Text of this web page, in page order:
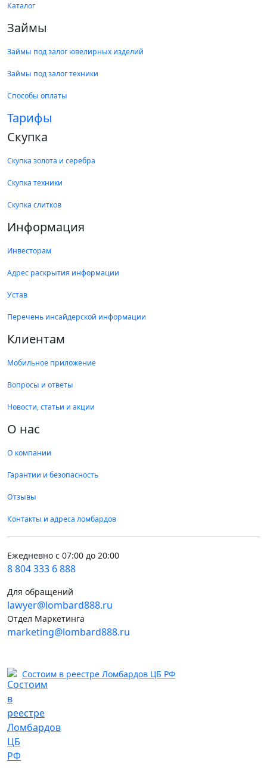
Каталог
Займы
Займы под залог ювелирных изделий
Займы под залог техники
Способы оплаты
Тарифы
Скупка
Скупка золота и серебра
Скупка техники
Скупка слитков
Информация
Инвесторам
Адрес раскрытия информации
Устав
Перечень инсайдерской информации
Клиентам
Мобильное приложение
Вопросы и ответы
Новости, статьи и акции
О нас
О компании
Гарантии и безопасность
Отзывы
Контакты и адреса ломбардов
Ежедневно с 07:00 до 20:00
8 804 333 6 888
Для обращений
lawyer@lombard888.ru
Отдел Маркетинга
marketing@lombard888.ru
Состоим в реестре Ломбардов ЦБ РФ